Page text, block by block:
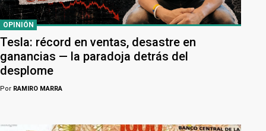
OPINIÓN
Tesla: récord en ventas, desastre en
ganancias — la paradoja detrás del
desplome
Por RAMIRO MARRA